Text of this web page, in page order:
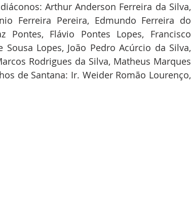
Arthur Anderson Ferreira da Silva,
Ferreira Pereira, Edmundo Ferreira do
Pontes, Flávio Pontes Lopes, Francisco
Lopes, João Pedro Acúrcio da Silva,
Rodrigues da Silva, Matheus Marques
de Santana: Ir. Weider Romão Lourenço,